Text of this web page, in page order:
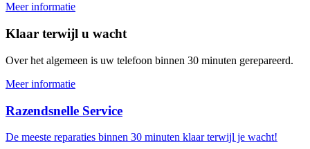
Meer informatie
Klaar terwijl u wacht
Over het algemeen is uw telefoon binnen 30 minuten gerepareerd.
Meer informatie
Razendsnelle Service
De meeste reparaties binnen 30 minuten klaar terwijl je wacht!